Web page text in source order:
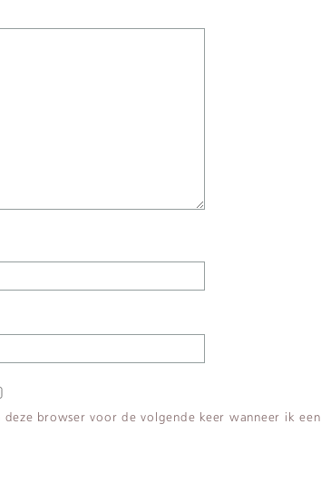
browser voor de volgende keer wanneer ik een